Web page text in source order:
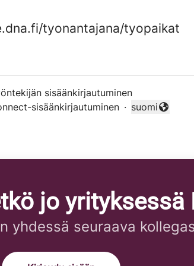
tyonantajana/tyopaikat
sisäänkirjautuminen
sisäänkirjautuminen ·
Vaihda kieli
suomi
jo yrityksessä
yhdessä seuraava